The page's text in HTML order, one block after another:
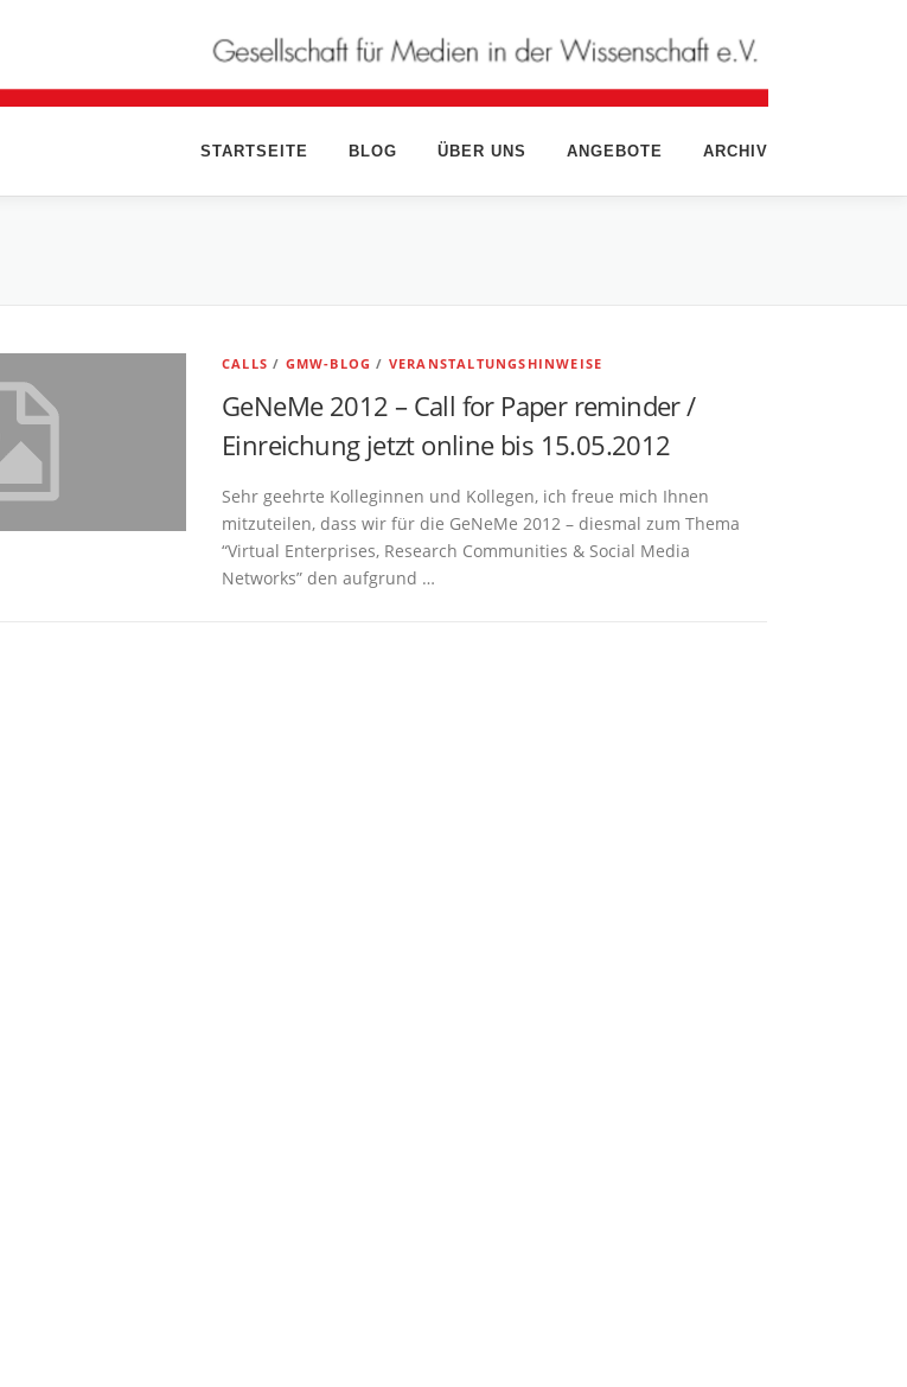
STARTSEITE BLOG ÜBER UNS ANGEBOTE ARCHIV
CALLS / GMW-BLOG / VERANSTALTUNGSHINWEISE
GeNeMe 2012 – Call for Paper reminder /
Einreichung jetzt online bis 15.05.2012
Sehr geehrte Kolleginnen und Kollegen, ich freue mich Ihnen
mitzuteilen, dass wir für die GeNeMe 2012 – diesmal zum Thema
“Virtual Enterprises, Research Communities & Social Media
Networks” den aufgrund …